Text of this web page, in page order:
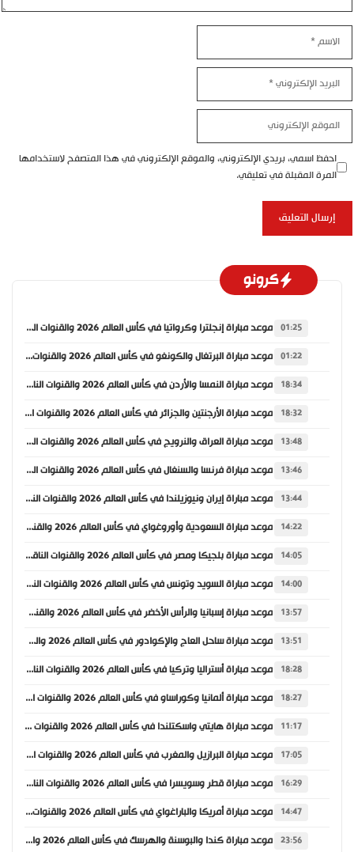
احفظ اسمي، بريدي الإلكتروني، والموقع الإلكتروني في هذا المتصفح لاستخدامها
المرة المقبلة في تعليقي.
كرونو
01:25 موعد مباراة إنجلترا وكرواتيا في كأس العالم 2026 والقنوات الناقلة
01:22 موعد مباراة البرتغال والكونغو في كأس العالم 2026 والقنوات الناقلة
18:34 موعد مباراة النمسا والأردن في كأس العالم 2026 والقنوات الناقلة
18:32 موعد مباراة الأرجنتين والجزائر في كأس العالم 2026 والقنوات الناقلة
13:48 موعد مباراة العراق والنرويج في كأس العالم 2026 والقنوات الناقلة
13:46 موعد مباراة فرنسا والسنغال في كأس العالم 2026 والقنوات الناقلة
13:44 موعد مباراة إيران ونيوزيلندا في كأس العالم 2026 والقنوات الناقلة
14:22 موعد مباراة السعودية وأوروغواي في كأس العالم 2026 والقنوات الناقلة
14:05 موعد مباراة بلجيكا ومصر في كأس العالم 2026 والقنوات الناقلة
14:00 موعد مباراة السويد وتونس في كأس العالم 2026 والقنوات الناقلة
13:57 موعد مباراة إسبانيا والرأس الأخضر في كأس العالم 2026 والقنوات الناقلة
13:51 موعد مباراة ساحل العاج والإكوادور في كأس العالم 2026 والقنوات الناقلة
18:28 موعد مباراة أستراليا وتركيا في كأس العالم 2026 والقنوات الناقلة
18:27 موعد مباراة ألمانيا وكوراساو في كأس العالم 2026 والقنوات الناقلة
11:17 موعد مباراة هايتي واسكتلندا في كأس العالم 2026 والقنوات الناقلة
17:05 موعد مباراة البرازيل والمغرب في كأس العالم 2026 والقنوات الناقلة
16:29 موعد مباراة قطر وسويسرا في كأس العالم 2026 والقنوات الناقلة
14:47 موعد مباراة أمريكا والباراغواي في كأس العالم 2026 والقنوات الناقلة
23:56 موعد مباراة كندا والبوسنة والهرسك في كأس العالم 2026 والقنوات الناقلة